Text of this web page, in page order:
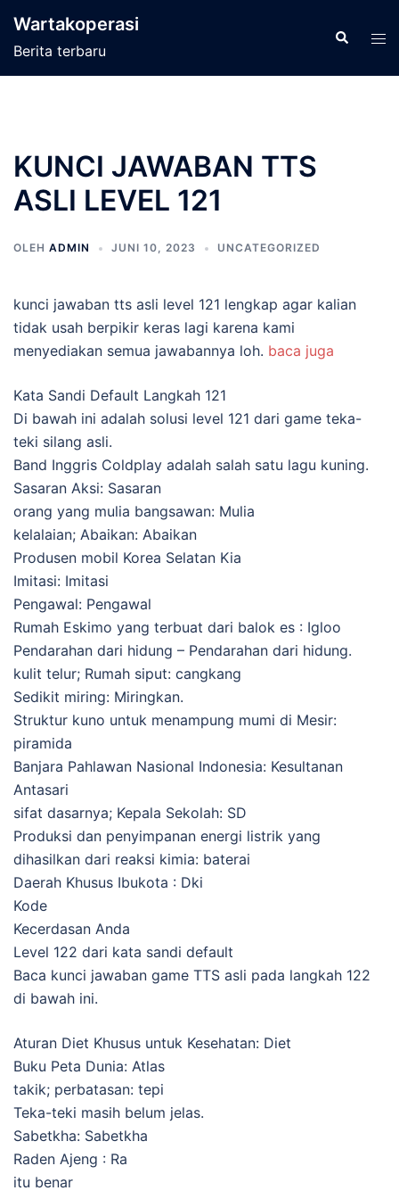
Wartakoperasi
Berita terbaru
Cari
KUNCI JAWABAN TTS
ASLI LEVEL 121
OLEH ADMIN JUNI 10, 2023 UNCATEGORIZED
kunci jawaban tts asli level 121 lengkap agar kalian
tidak usah berpikir keras lagi karena kami
menyediakan semua jawabannya loh. baca juga
Kata Sandi Default Langkah 121
Di bawah ini adalah solusi level 121 dari game teka-
teki silang asli.
Band Inggris Coldplay adalah salah satu lagu kuning.
Sasaran Aksi: Sasaran
orang yang mulia bangsawan: Mulia
kelalaian; Abaikan: Abaikan
Produsen mobil Korea Selatan Kia
Imitasi: Imitasi
Pengawal: Pengawal
Rumah Eskimo yang terbuat dari balok es : Igloo
Pendarahan dari hidung – Pendarahan dari hidung.
kulit telur; Rumah siput: cangkang
Sedikit miring: Miringkan.
Struktur kuno untuk menampung mumi di Mesir:
piramida
Banjara Pahlawan Nasional Indonesia: Kesultanan
Antasari
sifat dasarnya; Kepala Sekolah: SD
Produksi dan penyimpanan energi listrik yang
dihasilkan dari reaksi kimia: baterai
Daerah Khusus Ibukota : Dki
Kode
Kecerdasan Anda
Level 122 dari kata sandi default
Baca kunci jawaban game TTS asli pada langkah 122
di bawah ini.
Aturan Diet Khusus untuk Kesehatan: Diet
Buku Peta Dunia: Atlas
takik; perbatasan: tepi
Teka-teki masih belum jelas.
Sabetkha: Sabetkha
Raden Ajeng : Ra
itu benar